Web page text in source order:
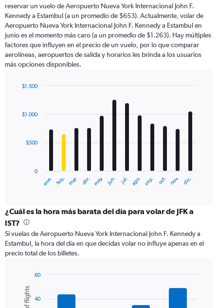
chart
has
1
Y
axis
displaying
values.
to
reservar un vuelo de Aeropuerto Nueva York Internacional John F.
Kennedy a Estambul (a un promedio de $653). Actualmente, volar de
Aeropuerto Nueva York Internacional John F. Kennedy a Estambul en
junio es el momento más caro (a un promedio de $1.263). Hay múltiples
factores que influyen en el precio de un vuelo, por lo que comparar
aerolíneas, aeropuertos de salida y horarios les brinda a los usuarios
más opciones disponibles.
with
12
The
categories.
Range:
12
categories.
The
chart
axis
displaying
ene. feb. mar. abr. may. jun. jul. ago. sep. oct. nov. dic.
0
$500
$1.000
$1.500
¿Cuál es la hora más barata del día para volar de JFK a
IST?
Si vuelas de Aeropuerto Nueva York Internacional John F. Kennedy a
Estambul, la hora del día en que decidas volar no influye apenas en el
precio total de los billetes.
chart
with
Chart
graphic.
40
60